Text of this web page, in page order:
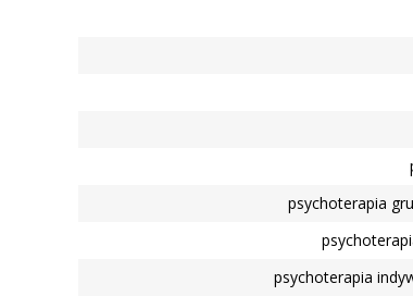
psychoterapia
psychoterapia